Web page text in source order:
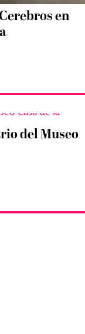
en
del Museo